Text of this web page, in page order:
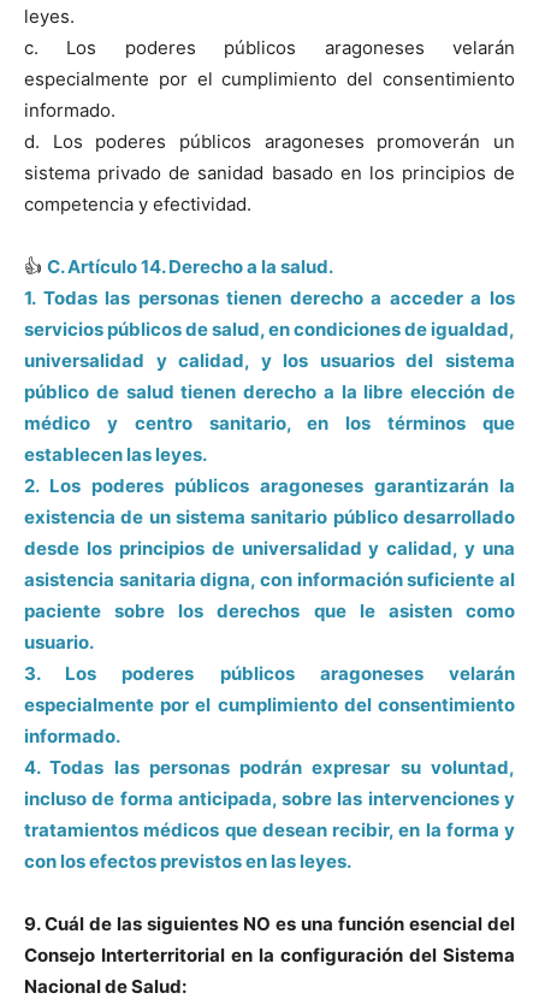
leyes.
c. Los poderes públicos aragoneses velarán
especialmente por el cumplimiento del consentimiento
informado.
d. Los poderes públicos aragoneses promoverán un
sistema privado de sanidad basado en los principios de
competencia y efectividad.
👍 C. Artículo 14. Derecho a la salud.
1. Todas las personas tienen derecho a acceder a los
servicios públicos de salud, en condiciones de igualdad,
universalidad y calidad, y los usuarios del sistema
público de salud tienen derecho a la libre elección de
médico y centro sanitario, en los términos que
establecen las leyes.
2. Los poderes públicos aragoneses garantizarán la
existencia de un sistema sanitario público desarrollado
desde los principios de universalidad y calidad, y una
asistencia sanitaria digna, con información suficiente al
paciente sobre los derechos que le asisten como
usuario.
3. Los poderes públicos aragoneses velarán
especialmente por el cumplimiento del consentimiento
informado.
4. Todas las personas podrán expresar su voluntad,
incluso de forma anticipada, sobre las intervenciones y
tratamientos médicos que desean recibir, en la forma y
con los efectos previstos en las leyes.
9. Cuál de las siguientes NO es una función esencial del
Consejo Interterritorial en la configuración del Sistema
Nacional de Salud: